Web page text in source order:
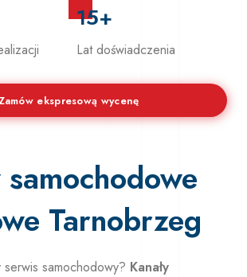
15+
Lat doświadczenia
ekspresową wycenę
samochodowe
Tarnobrzeg
serwis samochodowy? Kanały